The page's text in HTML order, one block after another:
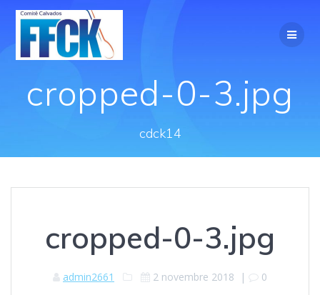
cropped-0-3.jpg
cdck14
cropped-0-3.jpg
admin2661 2 novembre 2018 | 0